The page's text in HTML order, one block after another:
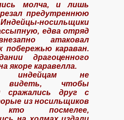
молча, и лишь
предутреннюю
носильщики
едва отряд
атаковал
побережью караван.
драгоценного
якоре каравелла.
индейцам не
видеть, чтобы
сражались друг с
из носильщиков
посмелее,